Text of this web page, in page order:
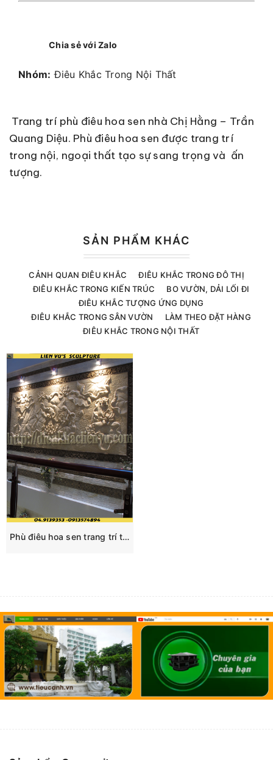
Chia sẻ với Zalo
Nhóm: Điêu Khắc Trong Nội Thất
Trang trí phù điêu hoa sen nhà Chị Hằng – Trần
Quang Diệu. Phù điêu hoa sen được trang trí
trong nội, ngoại thất tạo sự sang trọng và ấn
tượng.
SẢN PHẨM KHÁC
CẢNH QUAN ĐIÊU KHẮC
ĐIÊU KHẮC TRONG ĐÔ THỊ
ĐIÊU KHẮC TRONG KIẾN TRÚC
BO VƯỜN, DẢI LỐI ĐI
ĐIÊU KHẮC TƯỢNG ỨNG DỤNG
ĐIÊU KHẮC TRONG SÂN VƯỜN
LÀM THEO ĐẶT HÀNG
ĐIÊU KHẮC TRONG NỘI THẤT
Phù điêu hoa sen trang trí tường